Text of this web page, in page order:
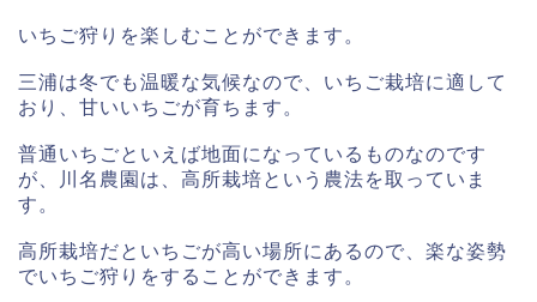
いちご狩りを楽しむことができます。
三浦は冬でも温暖な気候なので、いちご栽培に適して
おり、甘いいちごが育ちます。
普通いちごといえば地面になっているものなのです
が、川名農園は、高所栽培という農法を取っていま
す。
高所栽培だといちごが高い場所にあるので、楽な姿勢
でいちご狩りをすることができます。